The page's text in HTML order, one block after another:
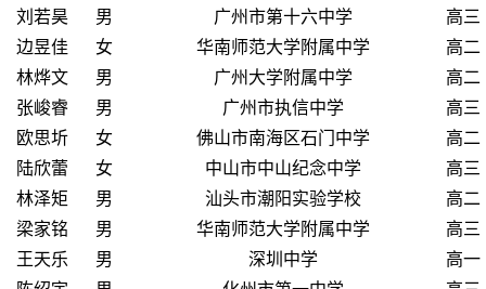
刘若昊
男 广州市第十六中学
高三
边昱佳
女 华南师范大学附属中学
高二
林烨文
男 广州大学附属中学
高二
张峻睿
男 广州市执信中学
高三
欧思圻
女 佛山市南海区石门中学
高二
陆欣蕾
女 中山市中山纪念中学
高三
林泽矩
男 汕头市潮阳实验学校
高二
梁家铭
男 华南师范大学附属中学
高三
王天乐
男 深圳中学
高一